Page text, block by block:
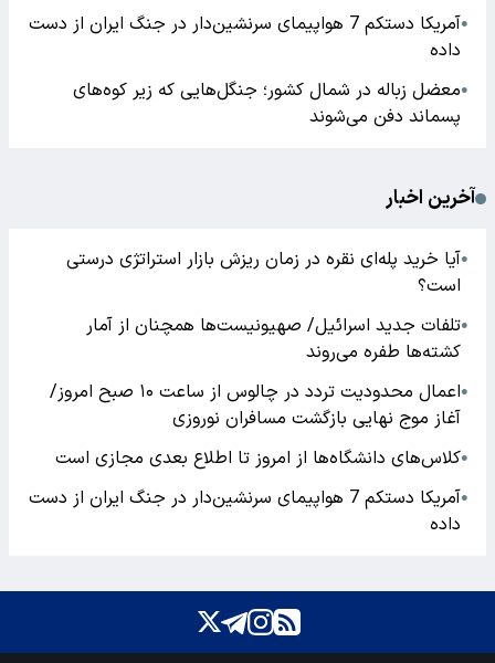
●
آمریکا دستکم 7 هواپیمای سرنشین‌دار در جنگ ایران از دست
داده
●معضل زباله در شمال کشور؛ جنگل‌هایی که زیر کوه‌های
پسماند دفن می‌شوند
آخرین اخبار
●آیا خرید پله‌ای نقره در زمان ریزش بازار استراتژی درستی
است؟
●تلفات جدید اسرائیل/ صهیونیست‌ها همچنان از آمار
کشته‌ها طفره می‌روند
●
اعمال محدودیت تردد در چالوس از ساعت ۱۰ صبح امروز/
آغاز موج نهایی بازگشت مسافران نوروزی
●کلاس‌های دانشگاه‌ها از امروز تا اطلاع بعدی مجازی است
●
آمریکا دستکم 7 هواپیمای سرنشین‌دار در جنگ ایران از دست
داده